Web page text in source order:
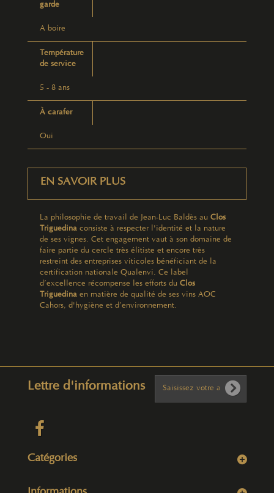
garde
A boire
Température
de service
5 - 8 ans
À carafer
Oui
EN SAVOIR PLUS
La philosophie de travail de Jean-Luc Baldès au Clos
Triguedina consiste à respecter l'identité et la nature
de ses vignes. Cet engagement vaut à son domaine de
faire partie du cercle très élitiste et encore très
restreint des entreprises viticoles bénéficiant de la
certification nationale Qualenvi. Ce label
d’excellence récompense les efforts du Clos
Triguedina en matière de qualité de ses vins AOC
Cahors, d'hygiène et d’environnement.
Lettre d'informations
Catégories